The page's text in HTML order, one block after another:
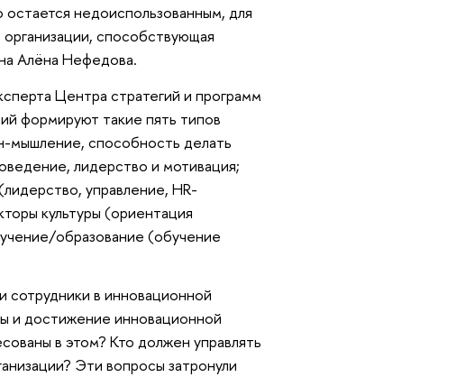
недоиспользованным, для
способствующая
Алёна Нефедова.
Центра стратегий и программ
формируют такие пять типов
мышление, способность делать
лидерство и мотивация;
управление, HR-
культуры (ориентация
образование (обучение
в инновационной
и достижение инновационной
в этом? Кто должен управлять
Эти вопросы затронули